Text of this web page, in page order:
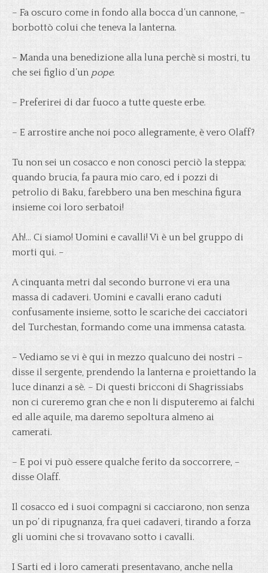
– Fa oscuro come in fondo alla bocca d’un cannone, –
borbottò colui che teneva la lanterna.
– Manda una benedizione alla luna perchè si mostri, tu
che sei figlio d’un pope.
– Preferirei di dar fuoco a tutte queste erbe.
– E arrostire anche noi poco allegramente, è vero Olaff?
Tu non sei un cosacco e non conosci perciò la steppa;
quando brucia, fa paura mio caro, ed i pozzi di
petrolio di Baku, farebbero una ben meschina figura
insieme coi loro serbatoi!
Ah!… Ci siamo! Uomini e cavalli! Vi è un bel gruppo di
morti qui. –
A cinquanta metri dal secondo burrone vi era una
massa di cadaveri. Uomini e cavalli erano caduti
confusamente insieme, sotto le scariche dei cacciatori
del Turchestan, formando come una immensa catasta.
– Vediamo se vi è qui in mezzo qualcuno dei nostri –
disse il sergente, prendendo la lanterna e proiettando la
luce dinanzi a sè. – Di questi bricconi di Shagrissiabs
non ci cureremo gran che e non li disputeremo ai falchi
ed alle aquile, ma daremo sepoltura almeno ai
camerati.
– E poi vi può essere qualche ferito da soccorrere, –
disse Olaff.
Il cosacco ed i suoi compagni si cacciarono, non senza
un po’ di ripugnanza, fra quei cadaveri, tirando a forza
gli uomini che si trovavano sotto i cavalli.
I Sarti ed i loro camerati presentavano, anche nella